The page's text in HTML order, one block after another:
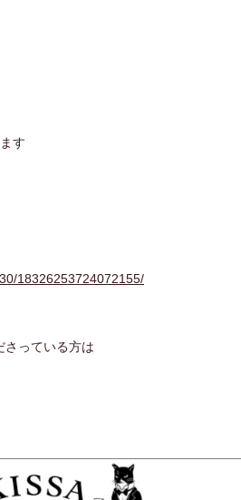
す
18326253724072155/
さっている方は